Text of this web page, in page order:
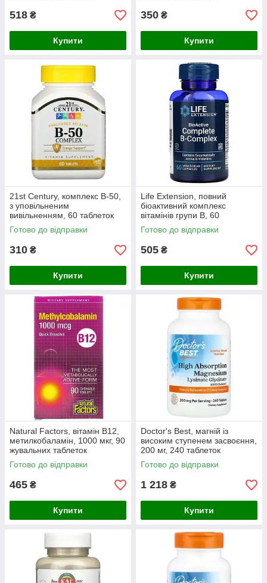
518 ₴
Купити
350 ₴
Купити
21st Century, комплекс В-50,
з уповільненим
вивільненням, 60 таблеток
Готово до відправки
310 ₴
Купити
Life Extension, повний
біоактивний комплекс
вітамінів групи B, 60
вегетаріанських капсул
Готово до відправки
505 ₴
Купити
Natural Factors, вітамін B12,
метилкобаламін, 1000 мкг, 90
жувальних таблеток
Готово до відправки
465 ₴
Купити
Doctor's Best, магній із
високим ступенем засвоєння,
200 мг, 240 таблеток
Готово до відправки
1 218 ₴
Купити